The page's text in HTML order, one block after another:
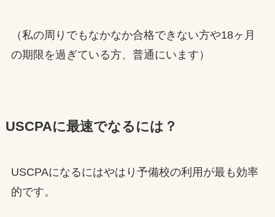
（私の周りでもなかなか合格できない方や18ヶ月
の期限を過ぎている方、普通にいます）
USCPAに最速でなるには？
USCPAになるにはやはり予備校の利用が最も効率
的です。